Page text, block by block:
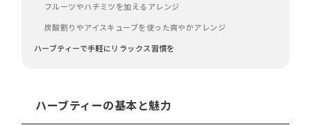
フルーツやハチミツを加えるアレンジ
炭酸割りやアイスキューブを使った爽やかアレンジ
ハーブティーで手軽にリラックス習慣を
ハーブティーの基本と魅力